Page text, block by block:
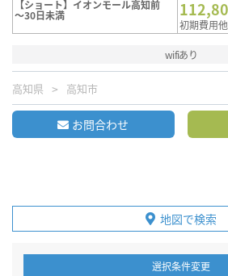
【ショート】イオンモール高知前
～30日未満
初期費用
wifiあり
高知県 高知市
お問合わせ
地図で検索
選択条件変更